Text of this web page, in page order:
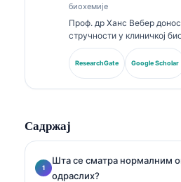
биохемије
Проф. др Ханс Вебер
стручности у клиничкој
лабораторијској
биомаркера. Бивши
друштва за клиничку
ResearchGate Google Scholar
Садржај
Шта се сматра нормалним
одраслих?